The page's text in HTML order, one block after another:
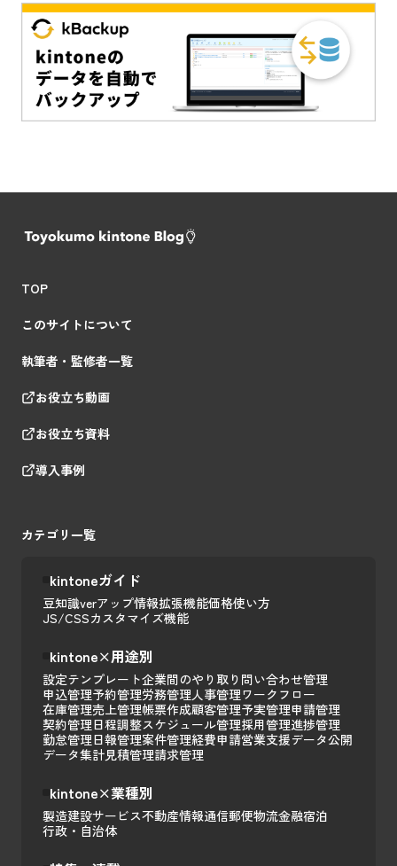
TOP
このサイトについて
執筆者・監修者一覧
お役立ち動画
お役立ち資料
導入事例
カテゴリ一覧
kintoneガイド
豆知識verアップ情報拡張機能価格使い方
JS/CSSカスタマイズ機能
kintone×用途別
設定テンプレート企業間のやり取り 問い合わせ管理
申込管理予約管理労務管理人事管理ワークフロー
在庫管理売上管理帳票作成顧客管理予実管理申請管理
契約管理日程調整スケジュール管理採用管理進捗管理
勤怠管理日報管理案件管理経費申請営業支援データ公開
データ集計見積管理請求管理
kintone×業種別
製造建設サービス不動産情報通信郵便物流金融宿泊
行政・自治体